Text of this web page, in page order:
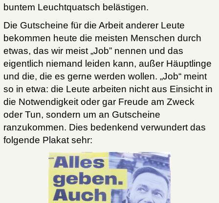
buntem Leuchtquatsch belästigen.
Die Gutscheine für die Arbeit anderer Leute
bekommen heute die meisten Menschen durch
etwas, das wir meist „Job” nennen und das
eigentlich niemand leiden kann, außer Häuptlinge
und die, die es gerne werden wollen. „Job“ meint
so in etwa: die Leute arbeiten nicht aus Einsicht in
die Notwendigkeit oder gar Freude am Zweck
oder Tun, sondern um an Gutscheine
ranzukommen. Dies bedenkend verwundert das
folgende Plakat sehr: